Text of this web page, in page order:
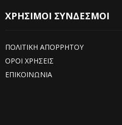
ΧΡΗΣΙΜΟΙ ΣΥΝΔΕΣΜΟΙ
ΠΟΛΙΤΙΚΗ ΑΠΟΡΡΗΤΟΥ
ΟΡΟΙ ΧΡΗΣΕΙΣ
ΕΠΙΚΟΙΝΩΝΙΑ